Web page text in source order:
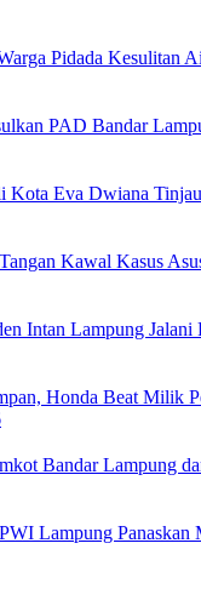
Pidada Kesulitan
PAD Bandar
Kota Eva Dwiana
Kawal Kasus
Intan Lampung
Honda Beat Milik
Bandar Lampung
Lampung Panaskan